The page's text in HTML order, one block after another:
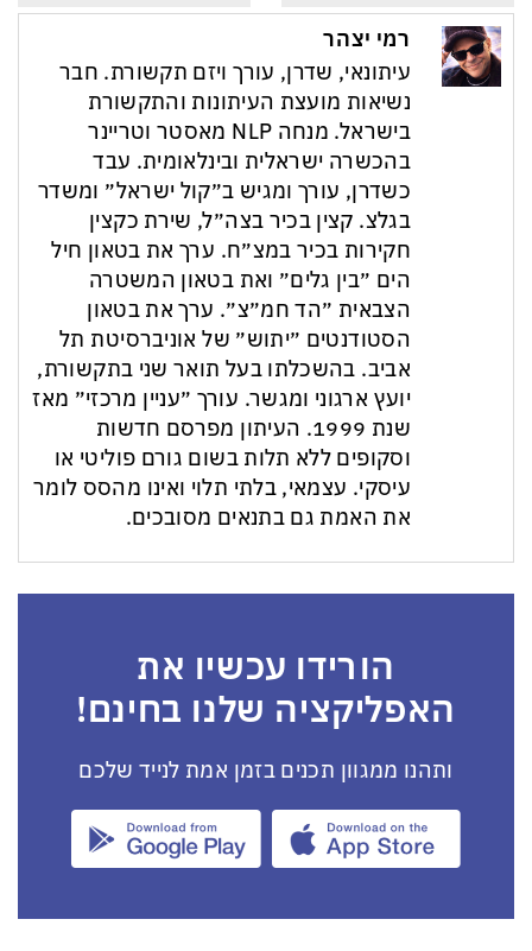
רמי יצהר
עיתונאי, שדרן, עורך ויזם תקשורת. חבר
נשיאות מועצת העיתונות והתקשורת
בישראל. מנחה NLP מאסטר וטריינר
בהכשרה ישראלית ובינלאומית. עבד
כשדרן, עורך ומגיש ב״קול ישראל״ ומשדר
בגלצ. קצין בכיר בצה״ל, שירת כקצין
חקירות בכיר במצ״ח. ערך את בטאון חיל
הים ״בין גלים״ ואת בטאון המשטרה
הצבאית ״הד חמ״צ״. ערך את בטאון
הסטודנטים ״יתוש״ של אוניברסיטת תל
אביב. בהשכלתו בעל תואר שני בתקשורת,
יועץ ארגוני ומגשר. עורך ״עניין מרכזי״ מאז
שנת 1999. העיתון מפרסם חדשות
וסקופים ללא תלות בשום גורם פוליטי או
עיסקי. עצמאי, בלתי תלוי ואינו מהסס לומר
את האמת גם בתנאים מסובכים.
הורידו עכשיו את
האפליקציה שלנו בחינם!
ותהנו ממגוון תכנים בזמן אמת לנייד שלכם